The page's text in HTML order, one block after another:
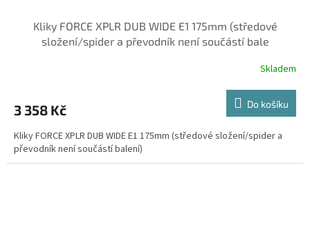
Kliky FORCE XPLR DUB WIDE E1 175mm (středové
složení/spider a převodník není součástí bale
Skladem
3 358 Kč Do košíku
Kliky FORCE XPLR DUB WIDE E1 175mm (středové složení/spider a
převodník není součástí balení)